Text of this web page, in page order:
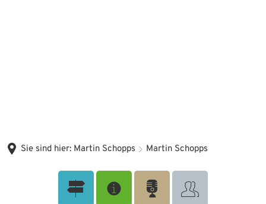
Sie sind hier: Martin Schopps Martin Schopps